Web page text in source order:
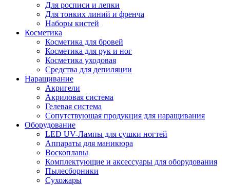
Для росписи и лепки
Для тонких линий и френча
Наборы кистей
Косметика
Косметика для бровей
Косметика для рук и ног
Косметика уходовая
Средства для депиляции
Наращивание
Акригели
Акриловая система
Гелевая система
Сопутствующая продукция для наращивания
Оборудование
LED UV-Лампы для сушки ногтей
Аппараты для маникюра
Воскоплавы
Комплектующие и аксессуары для оборудования
Пылесборники
Сухожары